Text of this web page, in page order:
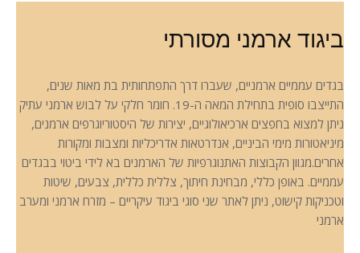
ביגוד ארמני מסורתי
בגדים עממיים ארמניים, שעברו דרך התפתחותית בת מאות שנים,
התייצבו סופית בתחילת המאה ה-19. חומר חלקי על לבוש ארמני עתיק
ניתן למצוא בחפצים ארכיאולוגיים, יצירות של היסטוריוגרפים ארמנים,
מיניאטורות מימי הביניים, אנדרטאות אדריכליות ומצבות ומקורות
אחרים.מגוון הקבוצות האתנוגרפיות של הארמנים בא לידי ביטוי בבגדים
עממיים. באופן כללי, מבחינת חיתוך, צללית כללית, צבעים, שיטות
וטכניקות קישוט, ניתן לאתר שני סוגי ביגוד עיקריים – מזרח ארמני ומערב
ארמני